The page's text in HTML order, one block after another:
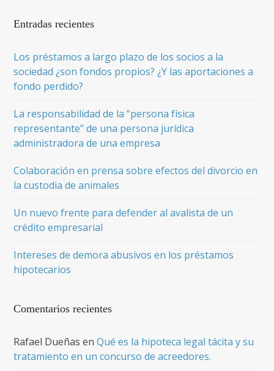
Entradas recientes
Los préstamos a largo plazo de los socios a la
sociedad ¿son fondos propios? ¿Y las aportaciones a
fondo perdido?
La responsabilidad de la “persona física
representante” de una persona jurídica
administradora de una empresa
Colaboración en prensa sobre efectos del divorcio en
la custodia de animales
Un nuevo frente para defender al avalista de un
crédito empresarial
Intereses de demora abusivos en los préstamos
hipotecarios
Comentarios recientes
Rafael Dueñas enQué es la hipoteca legal tácita y su
tratamiento en un concurso de acreedores.